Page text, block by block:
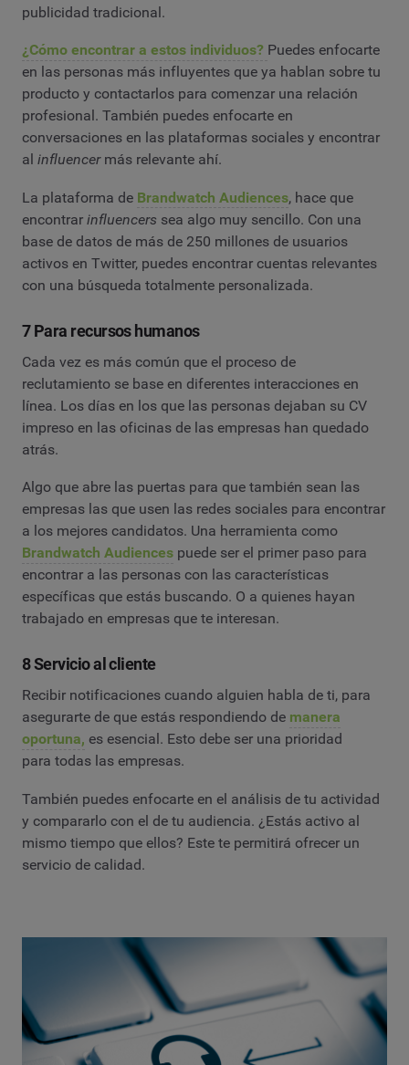
publicidad tradicional.
¿Cómo encontrar a estos individuos? Puedes enfocarte
en las personas más influyentes que ya hablan sobre tu
producto y contactarlos para comenzar una relación
profesional. También puedes enfocarte en
conversaciones en las plataformas sociales y encontrar
al influencermás relevante ahí.
La plataforma de Brandwatch Audiences, hace que
encontrar influencers sea algo muy sencillo. Con una
base de datos de más de 250 millones de usuarios
activos en Twitter, puedes encontrar cuentas relevantes
con una búsqueda totalmente personalizada.
7 Para recursos humanos
Cada vez es más común que el proceso de
reclutamiento se base en diferentes interacciones en
línea. Los días en los que las personas dejaban su CV
impreso en las oficinas de las empresas han quedado
atrás.
Algo que abre las puertas para que también sean las
empresas las que usen las redes sociales para encontrar
a los mejores candidatos. Una herramienta como
Brandwatch Audiences puede ser el primer paso para
encontrar a las personas con las características
específicas que estás buscando. O a quienes hayan
trabajado en empresas que te interesan.
8 Servicio al cliente
Recibir notificaciones cuando alguien habla de ti, para
asegurarte de que estás respondiendo de manera
oportuna, es esencial. Esto debe ser una prioridad
para todas las empresas.
También puedes enfocarte en el análisis de tu actividad
y compararlo con el de tu audiencia. ¿Estás activo al
mismo tiempo que ellos? Este te permitirá ofrecer un
servicio de calidad.